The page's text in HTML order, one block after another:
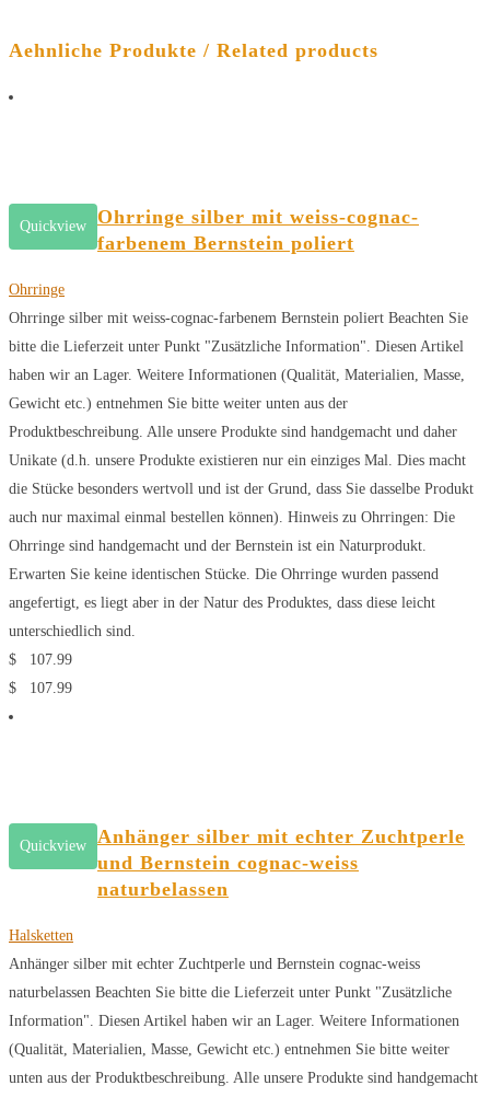
Aehnliche Produkte / Related products
Quickview
Ohrringe silber mit weiss-cognac-
farbenem Bernstein poliert
Ohrringe
Ohrringe silber mit weiss-cognac-farbenem Bernstein poliert Beachten Sie
bitte die Lieferzeit unter Punkt "Zusätzliche Information". Diesen Artikel
haben wir an Lager. Weitere Informationen (Qualität, Materialien, Masse,
Gewicht etc.) entnehmen Sie bitte weiter unten aus der
Produktbeschreibung. Alle unsere Produkte sind handgemacht und daher
Unikate (d.h. unsere Produkte existieren nur ein einziges Mal. Dies macht
die Stücke besonders wertvoll und ist der Grund, dass Sie dasselbe Produkt
auch nur maximal einmal bestellen können). Hinweis zu Ohrringen: Die
Ohrringe sind handgemacht und der Bernstein ist ein Naturprodukt.
Erwarten Sie keine identischen Stücke. Die Ohrringe wurden passend
angefertigt, es liegt aber in der Natur des Produktes, dass diese leicht
unterschiedlich sind.
$
107.99
$
107.99
Quickview
Anhänger silber mit echter Zuchtperle
und Bernstein cognac-weiss
naturbelassen
Halsketten
Anhänger silber mit echter Zuchtperle und Bernstein cognac-weiss
naturbelassen Beachten Sie bitte die Lieferzeit unter Punkt "Zusätzliche
Information". Diesen Artikel haben wir an Lager. Weitere Informationen
(Qualität, Materialien, Masse, Gewicht etc.) entnehmen Sie bitte weiter
unten aus der Produktbeschreibung. Alle unsere Produkte sind handgemacht